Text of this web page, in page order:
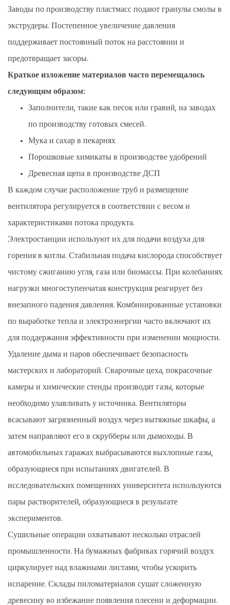
Заводы по производству пластмасс подают гранулы смолы в
экструдеры. Постепенное увеличение давления
поддерживает постоянный поток на расстоянии и
предотвращает засоры.
Краткое изложение материалов часто перемещалось
следующим образом:
Заполнители, такие как песок или гравий, на заводах
по производству готовых смесей.
Мука и сахар в пекарнях
Порошковые химикаты в производстве удобрений
Древесная щепа в производстве ДСП
В каждом случае расположение труб и размещение
вентилятора регулируется в соответствии с весом и
характеристиками потока продукта.
Электростанции используют их для подачи воздуха для
горения в котлы. Стабильная подача кислорода способствует
чистому сжиганию угля, газа или биомассы. При колебаниях
нагрузки многоступенчатая конструкция реагирует без
внезапного падения давления. Комбинированные установки
по выработке тепла и электроэнергии часто включают их
для поддержания эффективности при изменении мощности.
Удаление дыма и паров обеспечивает безопасность
мастерских и лабораторий. Сварочные цеха, покрасочные
камеры и химические стенды производят газы, которые
необходимо улавливать у источника. Вентиляторы
всасывают загрязненный воздух через вытяжные шкафы, а
затем направляют его в скрубберы или дымоходы. В
автомобильных гаражах выбрасываются выхлопные газы,
образующиеся при испытаниях двигателей. В
исследовательских помещениях университета используются
пары растворителей, образующиеся в результате
экспериментов.
Сушильные операции охватывают несколько отраслей
промышленности. На бумажных фабриках горячий воздух
циркулирует над влажными листами, чтобы ускорить
испарение. Склады пиломатериалов сушат сложенную
древесину во избежание появления плесени и деформации.